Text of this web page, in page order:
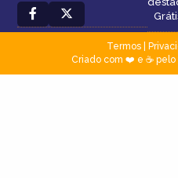
Termos|
Criado com ❤️ e ☕